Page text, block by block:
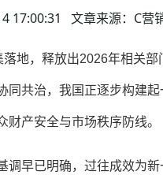
17:00:31 文章来源：C营
地，释放出2026年相关部
同共治，我国正逐步构建
产安全与市场秩序防线。
调早已明确，过往成效为